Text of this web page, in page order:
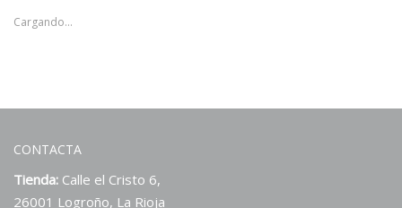
Cargando...
CONTACTA
Tienda: Calle el Cristo 6,
26001 Logroño, La Rioja